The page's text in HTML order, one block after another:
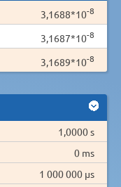
3,1688*10-8
3,1687*10-8
3,1689*10-8
1,0000 s
0 ms
1 000 000 µs